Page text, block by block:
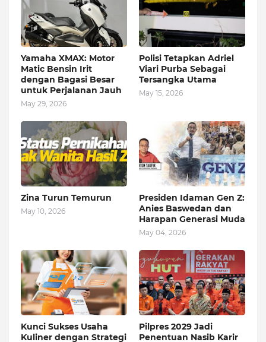
Yamaha XMAX: Motor
Matic Bensin Irit
dengan Bagasi Besar
untuk Perjalanan Jauh
May 29, 2026
Polisi Tetapkan Adriel
Viari Purba Sebagai
Tersangka Utama
May 15, 2026
Zina Turun Temurun
May 10, 2026
Presiden Idaman Gen Z:
Anies Baswedan dan
Harapan Generasi Muda
May 04, 2026
Kunci Sukses Usaha
Kuliner dengan Strategi
Pilpres 2029 Jadi
Penentuan Nasib Karir